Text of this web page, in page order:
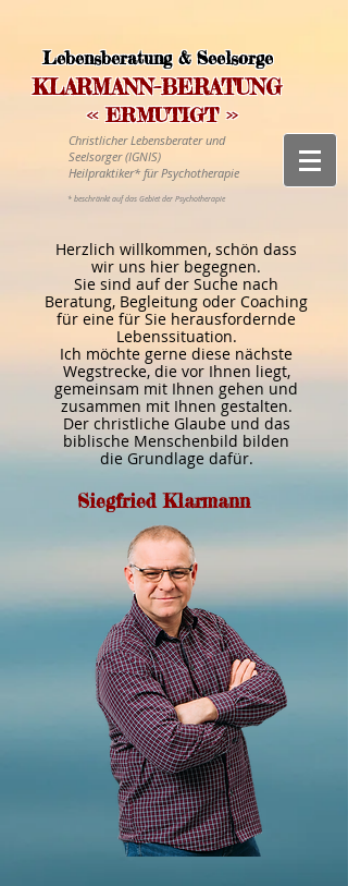
Lebensberatung & Seelsorge
KLARMANN-BERATUNG
<< ERMUTIGT >>
Christlicher Lebensberater und
Seelsorger (IGNIS)
Heilpraktiker* für Psychotherapie
* beschränkt auf das Gebiet der Psychotherapie
Herzlich willkommen, schön dass
wir uns hier begegnen.
Sie sind auf der Suche nach
Beratung, Begleitung oder Coaching
für eine fürSie herausfordernde
Lebenssituation.
Ich möchte gerne diese nächste
Wegstrecke, die vor Ihnen liegt,
gemeinsam mit Ihnen gehen und
zusammen mit Ihnen gestalten.
Der christliche Glaube und das
biblische Menschenbild bilden
die Grundlage dafür.
Siegfried Klarmann